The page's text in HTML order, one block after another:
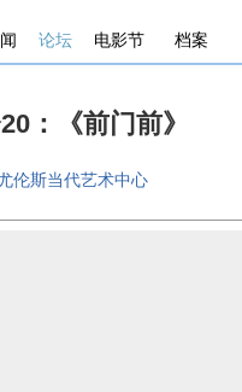
论坛 电影节 档案
：《前门前》
伦斯当代艺术中心